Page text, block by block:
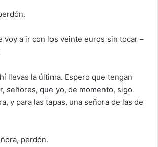
voy a ir con los veinte euros sin tocar –
llevas la última. Espero que tengan
, señores, que yo, de momento, sigo
y para las tapas, una señora de las de
perdón.